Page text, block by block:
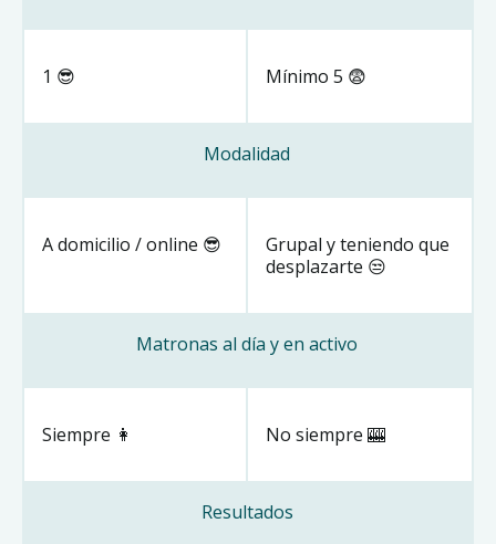
1 😎 Mínimo 5 😨
Modalidad
A domicilio / online 😎
Grupal y teniendo que
desplazarte 😒
Matronas al día y en activo
Siempre 👩 No siempre 🎰
Resultados